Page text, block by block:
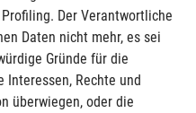
Der Verantwortliche
Daten nicht mehr, es sei
Gründe für die
Interessen, Rechte und
überwiegen, oder die